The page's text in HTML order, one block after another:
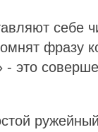
себе
фразу
- это